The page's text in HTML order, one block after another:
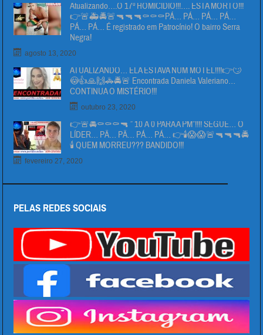
Atualizando….O 17º HOMICIDIO!!!…. ESTA MORTO!!!
👉🚨🚑🚔🚨🔫🔫🔫⚰⚰⚰PÁ… PÁ… PÁ… PÁ…
PÁ… PÁ… É registrado em Patrocínio! O bairro Serra
Negra!
agosto 13, 2020
ATUALIZANDO… ELA ESTAVA NUM MOTEL!!!!👉🙄
😳👍🙏🙌🚓🚔🚨 Encontrada Daniela Valeriano…
CONTINUA O MISTÉRIO!!!
outubro 23, 2020
👉🚨🚔⚰⚰⚰🔫 ” 10 Á 0 PARA A PM”!!!! SEGUE… O
LÍDER… PÄ… PÄ… PÁ… PÁ… 👉🕯😱😱🚨🔫🔫🔫🚔
🕯 QUEM MORREU??? BANDIDO!!!
fevereiro 27, 2020
PELAS REDES SOCIAIS